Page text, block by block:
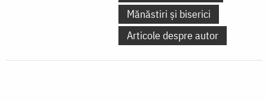
Mănăstiri și biserici
Articole despre autor